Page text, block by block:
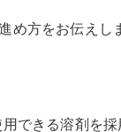
め方をお伝えし
できる溶剤を